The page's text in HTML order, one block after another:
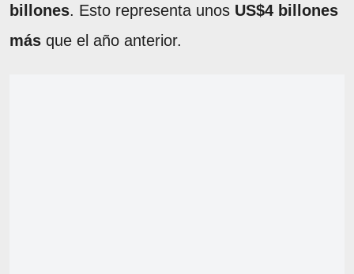
billones. Esto representa unos US$4 billones
más que el año anterior.